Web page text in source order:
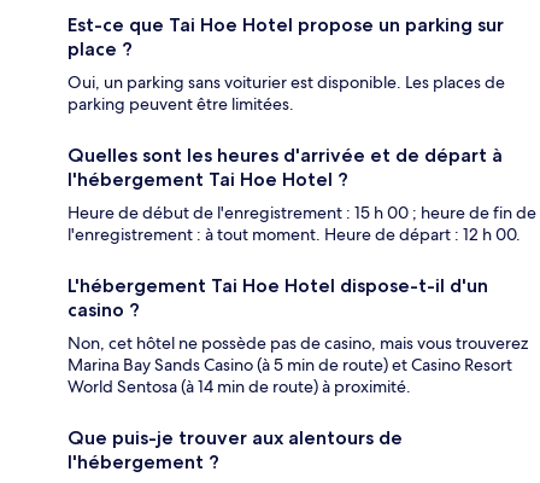
Est-ce que Tai Hoe Hotel propose un parking sur
place ?
Oui, un parking sans voiturier est disponible. Les places de
parking peuvent être limitées.
Quelles sont les heures d'arrivée et de départ à
l'hébergement Tai Hoe Hotel ?
Heure de début de l'enregistrement : 15 h 00 ; heure de fin de
l'enregistrement : à tout moment. Heure de départ : 12 h 00.
L'hébergement Tai Hoe Hotel dispose-t-il d'un
casino ?
Non, cet hôtel ne possède pas de casino, mais vous trouverez
Marina Bay Sands Casino (à 5 min de route) et Casino Resort
World Sentosa (à 14 min de route) à proximité.
Que puis-je trouver aux alentours de
l'hébergement ?